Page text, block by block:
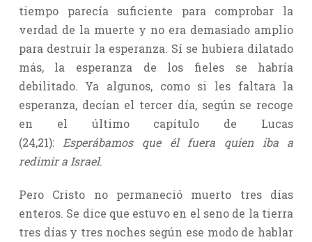
tiempo parecía suficiente para comprobar la
verdad de la muerte y no era demasiado amplio
para destruir la esperanza. Sí se hubiera dilatado
más, la esperanza de los fieles se habría
debilitado. Ya algunos, como si les faltara la
esperanza, decían el tercer día, según se recoge
en el último capítulo de Lucas
(24,21): Esperábamos que él fuera quien iba a
redimir a Israel.
Pero Cristo no permaneció muerto tres días
enteros. Se dice que estuvo en el seno de la tierra
tres días y tres noches según ese modo de hablar